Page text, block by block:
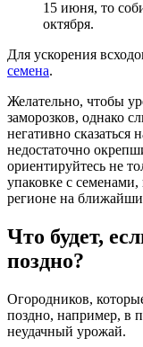
15 июня, то
октября.
Для ускорения
семена.
Желательно, чтобы
заморозков, однако
негативно сказаться
недостаточно
ориентируйтесь не
упаковке с
регионе на
Что будет,
поздно?
Огородников,
поздно, например, в
неудачный урожай.